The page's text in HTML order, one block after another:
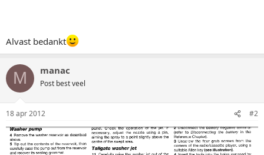
Alvast bedankt
M manac
Post best veel
18 apr 2012 #2